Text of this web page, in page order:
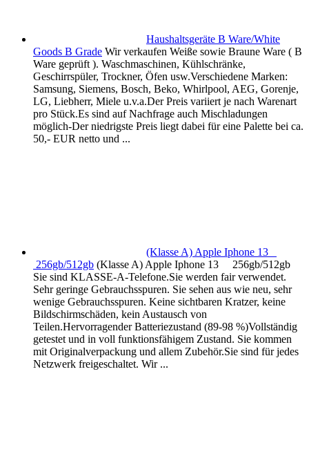
Haushaltsgeräte B Ware/White
Goods B Grade Wir verkaufen Weiße sowie Braune Ware ( B
Ware geprüft ). Waschmaschinen, Kühlschränke,
Geschirrspüler, Trockner, Öfen usw.Verschiedene Marken:
Samsung, Siemens, Bosch, Beko, Whirlpool, AEG, Gorenje,
LG, Liebherr, Miele u.v.a.Der Preis variiert je nach Warenart
pro Stück.Es sind auf Nachfrage auch Mischladungen
möglich-Der niedrigste Preis liegt dabei für eine Palette bei ca.
50,- EUR netto und ...
(Klasse A) Apple Iphone 13
256gb/512gb (Klasse A) Apple Iphone 13 256gb/512gb
Sie sind KLASSE-A-Telefone.Sie werden fair verwendet.
Sehr geringe Gebrauchsspuren. Sie sehen aus wie neu, sehr
wenige Gebrauchsspuren. Keine sichtbaren Kratzer, keine
Bildschirmschäden, kein Austausch von
Teilen.Hervorragender Batteriezustand (89-98 %)Vollständig
getestet und in voll funktionsfähigem Zustand. Sie kommen
mit Originalverpackung und allem Zubehör.Sie sind für jedes
Netzwerk freigeschaltet. Wir ...